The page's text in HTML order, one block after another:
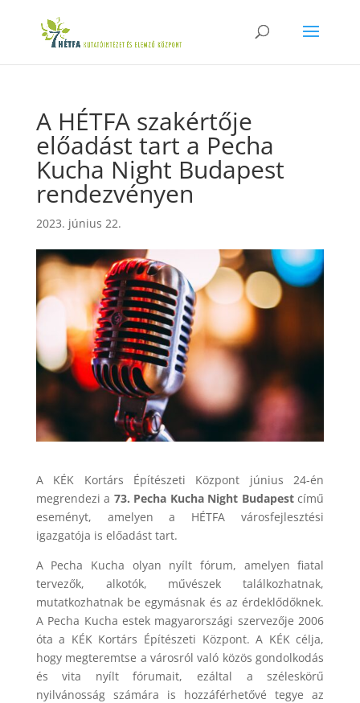
A HÉTFA szakértője
előadást tart a Pecha
Kucha Night Budapest
rendezvényen
2023. június 22.
A KÉK Kortárs Építészeti Központ június 24-én
megrendezi a 73. Pecha Kucha Night Budapestcímű
eseményt, amelyen a HÉTFA városfejlesztési
igazgatója is előadást tart.
A Pecha Kucha olyan nyílt fórum, amelyen fiatal
tervezők, alkotók, művészek találkozhatnak,
mutatkozhatnak be egymásnak és az érdeklődőknek.
A Pecha Kucha estek magyarországi szervezője 2006
óta a KÉK Kortárs Építészeti Központ. A KÉK célja,
hogy megteremtse a városról való közös gondolkodás
és vita nyílt fórumait, ezáltal a széleskörű
nyilvánosság számára is hozzáférhetővé tegye az